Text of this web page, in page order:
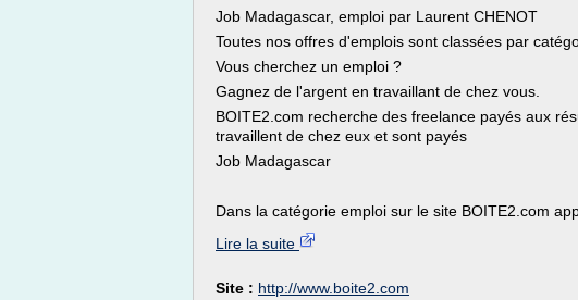
Job Madagascar, emploi par Laurent CHENOT
Toutes nos offres d'emplois sont classées par
Vous cherchez un emploi ?
Gagnez de l'argent en travaillant de chez vous.
BOITE2.com recherche des freelance payés aux
travaillent de chez eux et sont payés
Job Madagascar
Dans la catégorie emploi sur le site BOITE2.com
Lire la suite
Site : http://www.boite2.com